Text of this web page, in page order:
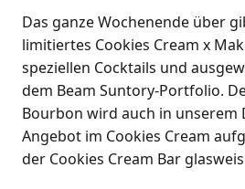
Das gan­ze Wochen­en­de über
limi­tier­tes Coo­kies Cream x
spe­zi­el­len Cock­tails und
dem Beam Sun­to­ry-Port­fo­lio.
Bour­bon wird auch in unse­rem
Ange­bot im Coo­kies Cream
der Coo­kies Cream Bar